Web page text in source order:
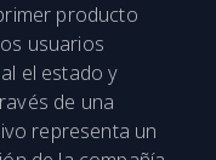
producto
usuarios
el estado y
de una
representa un